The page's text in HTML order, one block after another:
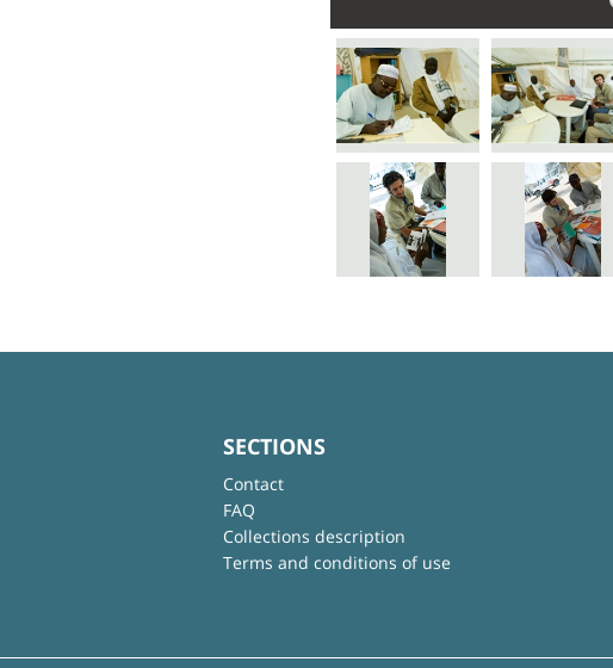
SECTIONS
Contact
FAQ
Collections description
Terms and conditions of use